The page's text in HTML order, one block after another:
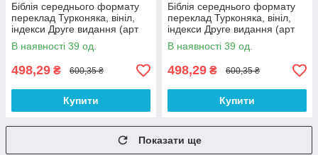
Біблія середнього формату
переклад Турконяка, вініл,
індекси Друге видання (арт
1055202)
В наявності 39 од.
498,29 ₴ 600,35 ₴
Купити
Біблія середнього формату
переклад Турконяка, вініл,
індекси Друге видання (арт
1055203)
В наявності 39 од.
498,29 ₴ 600,35 ₴
Купити
Показати ще